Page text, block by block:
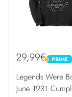
29,99€ PRIME
PRIME
Legends Were
June 1931